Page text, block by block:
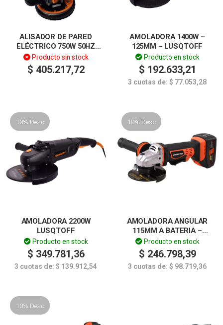
ALISADOR DE PARED
ELÉCTRICO 750W 50HZ
LUSQTOFF
Producto sin stock
$ 405.217,72
AMOLADORA 1400W –
125MM – LUSQTOFF
Producto en stock
$ 192.633,21
3 cuotas de: $ 77.053,28
10% Desc
AMOLADORA 2200W
LUSQTOFF
Producto en stock
$ 349.781,36
3 cuotas de: $ 139.912,54
10% Desc
AMOLADORA ANGULAR
115MM A BATERIA –
DOWEN PAGIO
Producto en stock
$ 246.798,39
3 cuotas de: $ 98.719,36
10% Desc